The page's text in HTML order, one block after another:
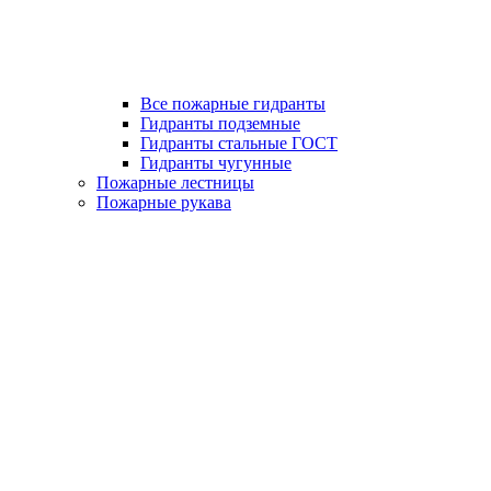
Все пожарные гидранты
Гидранты подземные
Гидранты стальные ГОСТ
Гидранты чугунные
Пожарные лестницы
Пожарные рукава